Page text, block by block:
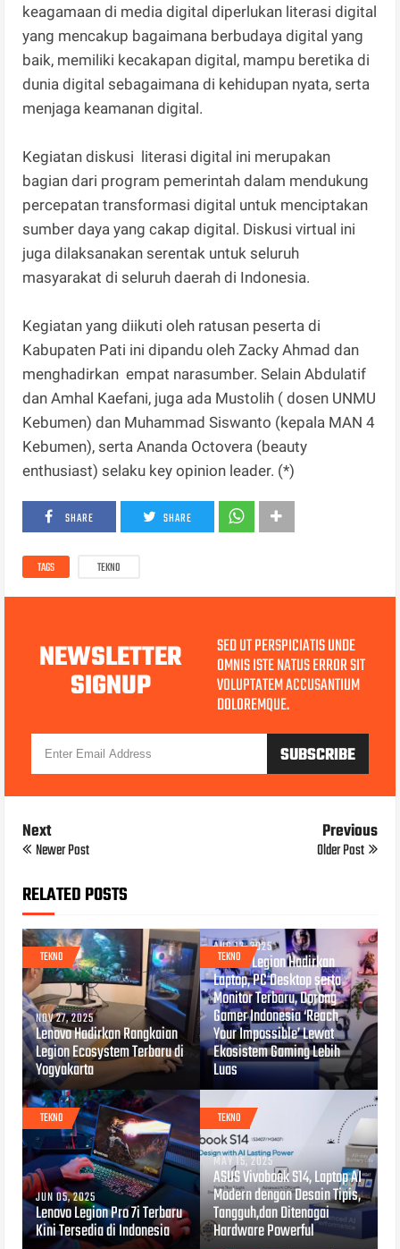
keagamaan di media digital diperlukan literasi digital
yang mencakup bagaimana berbudaya digital yang
baik, memiliki kecakapan digital, mampu beretika di
dunia digital sebagaimana di kehidupan nyata, serta
menjaga keamanan digital.
Kegiatan diskusi literasi digital ini merupakan
bagian dari program pemerintah dalam mendukung
percepatan transformasi digital untuk menciptakan
sumber daya yang cakap digital. Diskusi virtual ini
juga dilaksanakan serentak untuk seluruh
masyarakat di seluruh daerah di Indonesia.
Kegiatan yang diikuti oleh ratusan peserta di
Kabupaten Pati ini dipandu oleh Zacky Ahmad dan
menghadirkan empat narasumber. Selain Abdulatif
dan Amhal Kaefani, juga ada Mustolih ( dosen UNMU
Kebumen) dan Muhammad Siswanto (kepala MAN 4
Kebumen), serta Ananda Octovera (beauty
enthusiast) selaku key opinion leader. (*)
SHARE SHARE
TAGS TEKNO
NEWSLETTER
SIGNUP
SED UT PERSPICIATIS UNDE
OMNIS ISTE NATUS ERROR SIT
VOLUPTATEM ACCUSANTIUM
DOLOREMQUE.
Next
Newer Post
Previous
Older Post
RELATED POSTS
TEKNO
NOV 27, 2025
Lenovo Hadirkan Rangkaian
Legion Ecosystem Terbaru di
Yogyakarta
TEKNO
AUG 12, 2025
Lenovo Legion Hadirkan
Laptop, PC Desktop serta
Monitor Terbaru, Dorong
Gamer Indonesia ‘Reach
Your Impossible’ Lewat
Ekosistem Gaming Lebih
Luas
TEKNO
JUN 05, 2025
Lenovo Legion Pro 7i Terbaru
Kini Tersedia di Indonesia
TEKNO
MAY 15, 2025
ASUS Vivobook S14, Laptop AI
Modern dengan Desain Tipis,
Tangguh,dan Ditenagai
Hardware Powerful